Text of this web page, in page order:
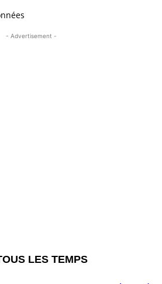
- Advertisement -
LES TEMPS